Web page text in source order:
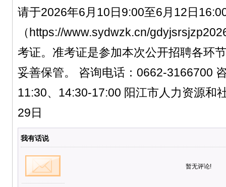
请于2026年6月10日9:00至6月12日
（https://www.sydwzk.cn/
考证。准考证是参加本次公开招聘各环
妥善保管。 咨询电话：0662-3166700
11:30、14:30-17:00 阳江市人力资源和
29日
我有话说
暂无评论!